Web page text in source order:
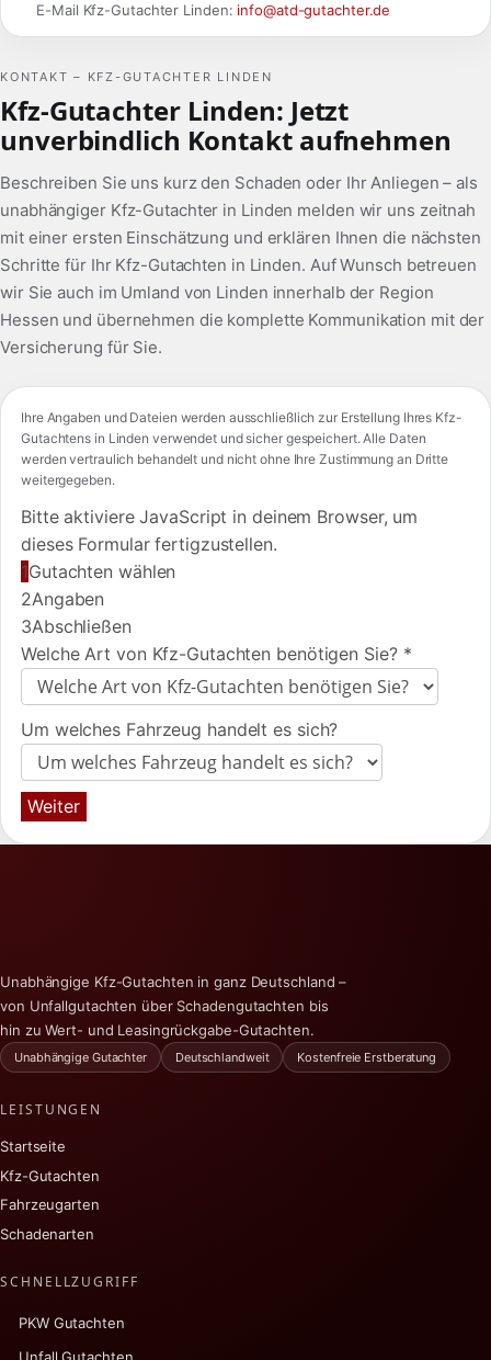
KONTAKT – KFZ-GUTACHTER LINDEN
Kfz-Gutachter Linden: Jetzt
unverbindlich Kontakt aufnehmen
Beschreiben Sie uns kurz den Schaden oder Ihr Anliegen – als
unabhängiger Kfz-Gutachter in Linden melden wir uns zeitnah
mit einer ersten Einschätzung und erklären Ihnen die nächsten
Schritte für Ihr Kfz-Gutachten in Linden. Auf Wunsch betreuen
wir Sie auch im Umland von Linden innerhalb der Region
Hessen und übernehmen die komplette Kommunikation mit der
Versicherung für Sie.
Ihre Angaben und Dateien werden ausschließlich zur Erstellung Ihres Kfz-
Gutachtens in Linden verwendet und sicher gespeichert. Alle Daten
werden vertraulich behandelt und nicht ohne Ihre Zustimmung an Dritte
weitergegeben.
Bitte aktiviere JavaScript in deinem Browser, um
dieses Formular fertigzustellen.
1Gutachten wählen
2Angaben
3Abschließen
Welche Art von Kfz-Gutachten benötigen Sie? *
Um welches Fahrzeug handelt es sich?
Weiter
E-Mail Kfz-Gutachter Linden: info@atd-gutachter.de
Unabhängige Kfz-Gutachten in ganz Deutschland –
von Unfallgutachten über Schadengutachten bis
hin zu Wert- und Leasingrückgabe-Gutachten.
Unabhängige Gutachter Deutschlandweit Kostenfreie Erstberatung
LEISTUNGEN
Startseite
Kfz-Gutachten
Fahrzeugarten
Schadenarten
SCHNELLZUGRIFF
PKW Gutachten